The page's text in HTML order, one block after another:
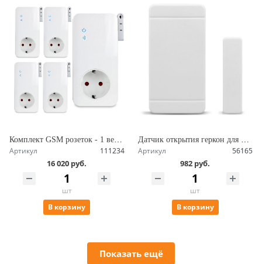
Комплект GSM розеток - 1 ведущая + 4 ведомых, работа по расписанию, датчик температуры, управление по SMS Simpal-T4004 V2
Артикул 111234
16 020 руб.
шт
В корзину
Датчик открытия геркон для розеток, сигнализации, радиочастота 433.92 МГЦ SimPal WDS-051-V2
Артикул 56165
982 руб.
шт
В корзину
Показать ещё